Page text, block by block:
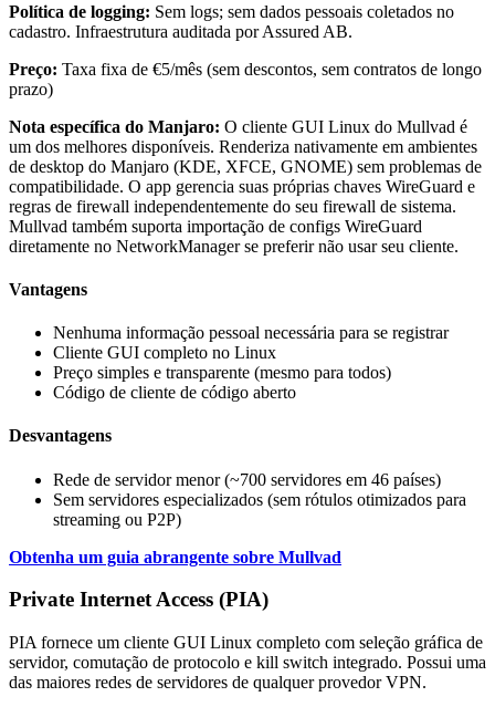
Política de logging: Sem logs; sem dados pessoais coletados no
cadastro. Infraestrutura auditada por Assured AB.
Preço: Taxa fixa de €5/mês (sem descontos, sem contratos de longo
prazo)
Nota específica do Manjaro: O cliente GUI Linux do Mullvad é
um dos melhores disponíveis. Renderiza nativamente em ambientes
de desktop do Manjaro (KDE, XFCE, GNOME) sem problemas de
compatibilidade. O app gerencia suas próprias chaves WireGuard e
regras de firewall independentemente do seu firewall de sistema.
Mullvad também suporta importação de configs WireGuard
diretamente no NetworkManager se preferir não usar seu cliente.
Vantagens
Nenhuma informação pessoal necessária para se registrar
Cliente GUI completo no Linux
Preço simples e transparente (mesmo para todos)
Código de cliente de código aberto
Desvantagens
Rede de servidor menor (~700 servidores em 46 países)
Sem servidores especializados (sem rótulos otimizados para
streaming ou P2P)
Obtenha um guia abrangente sobre Mullvad
Private Internet Access (PIA)
PIA fornece um cliente GUI Linux completo com seleção gráfica de
servidor, comutação de protocolo e kill switch integrado. Possui uma
das maiores redes de servidores de qualquer provedor VPN.